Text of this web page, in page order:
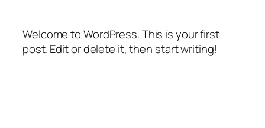
Welcome to WordPress. This is your first
post. Edit or delete it, then start writing!